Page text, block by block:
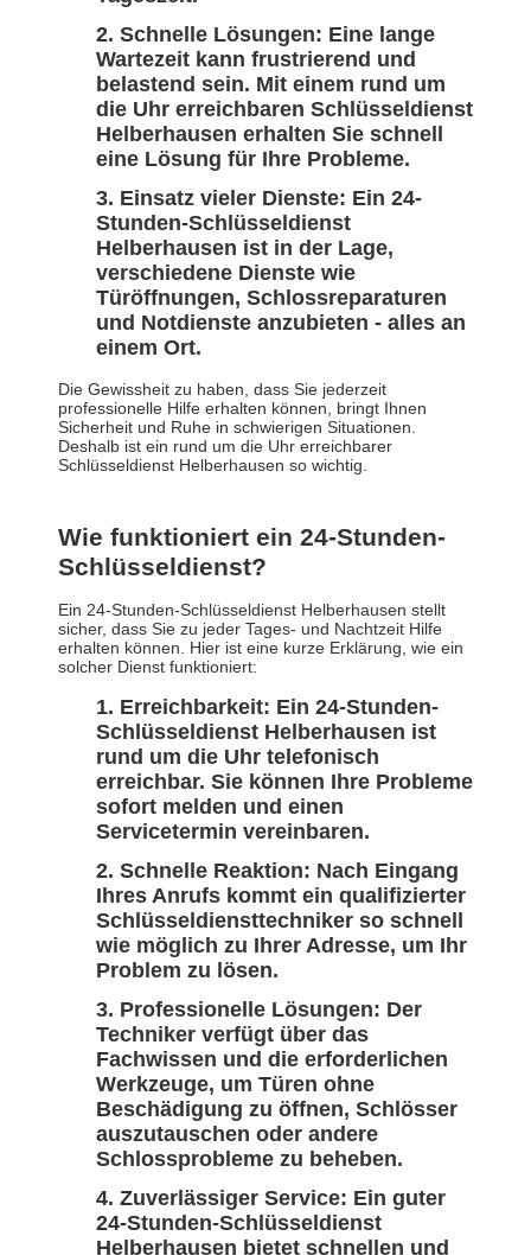
Schnelle Lösungen: Eine lange
Wartezeit kann frustrierend und
belastend sein. Mit einem rund um
die Uhr erreichbaren Schlüsseldienst
Helberhausen erhalten Sie schnell
eine Lösung für Ihre Probleme.
Einsatz vieler Dienste: Ein 24-
Stunden-Schlüsseldienst
Helberhausen ist in der Lage,
verschiedene Dienste wie
Türöffnungen, Schlossreparaturen
und Notdienste anzubieten - alles an
einem Ort.
Die Gewissheit zu haben, dass Sie jederzeit
professionelle Hilfe erhalten können, bringt Ihnen
Sicherheit und Ruhe in schwierigen Situationen.
Deshalb ist ein rund um die Uhr erreichbarer
Schlüsseldienst Helberhausen so wichtig.
Wie funktioniert ein 24-Stunden-
Schlüsseldienst?
Ein 24-Stunden-Schlüsseldienst Helberhausen stellt
sicher, dass Sie zu jeder Tages- und Nachtzeit Hilfe
erhalten können. Hier ist eine kurze Erklärung, wie ein
solcher Dienst funktioniert:
Erreichbarkeit: Ein 24-Stunden-
Schlüsseldienst Helberhausen ist
rund um die Uhr telefonisch
erreichbar. Sie können Ihre Probleme
sofort melden und einen
Servicetermin vereinbaren.
Schnelle Reaktion: Nach Eingang
Ihres Anrufs kommt ein qualifizierter
Schlüsseldiensttechniker so schnell
wie möglich zu Ihrer Adresse, um Ihr
Problem zu lösen.
Professionelle Lösungen: Der
Techniker verfügt über das
Fachwissen und die erforderlichen
Werkzeuge, um Türen ohne
Beschädigung zu öffnen, Schlösser
auszutauschen oder andere
Schlossprobleme zu beheben.
Zuverlässiger Service: Ein guter
24-Stunden-Schlüsseldienst
Helberhausen bietet schnellen und